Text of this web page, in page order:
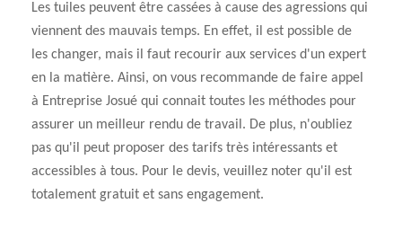
Les tuiles peuvent être cassées à cause des agressions qui
viennent des mauvais temps. En effet, il est possible de
les changer, mais il faut recourir aux services d'un expert
en la matière. Ainsi, on vous recommande de faire appel
à Entreprise Josué qui connait toutes les méthodes pour
assurer un meilleur rendu de travail. De plus, n'oubliez
pas qu'il peut proposer des tarifs très intéressants et
accessibles à tous. Pour le devis, veuillez noter qu'il est
totalement gratuit et sans engagement.